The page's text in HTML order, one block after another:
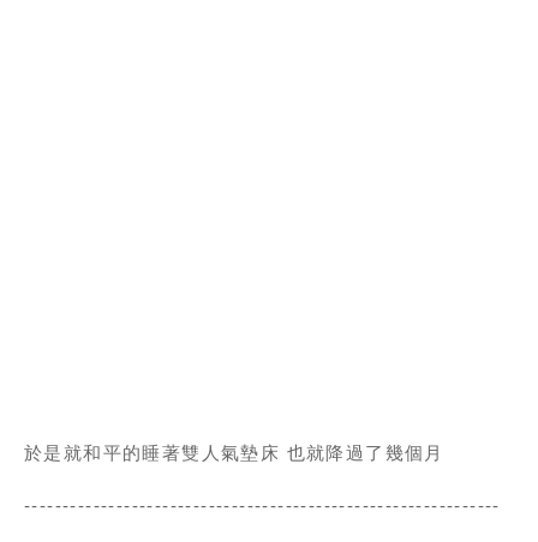
於是就和平的睡著雙人氣墊床 也就降過了幾個月
--------------------------------------------------------------